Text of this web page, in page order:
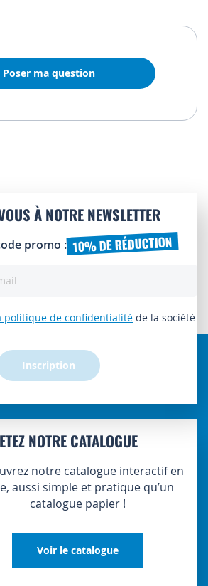
Poser ma question
À NOTRE NEWSLETTER
promo : 10% DE RÉDUCTION
politique de confidentialité de la société
Inscription
NOTRE CATALOGUE
notre catalogue interactif en
aussi simple et pratique qu’un
catalogue papier !
Voir le catalogue